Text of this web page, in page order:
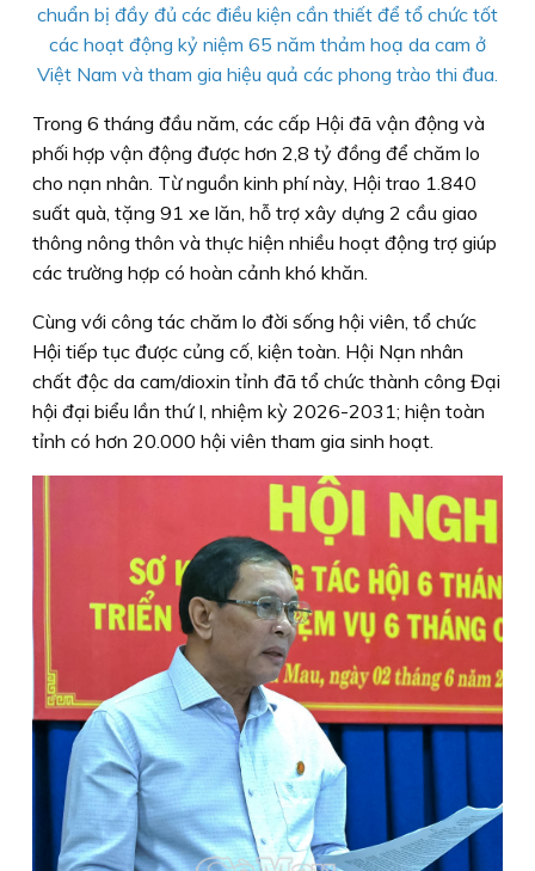
chuẩn bị đầy đủ các điều kiện cần thiết để tổ chức tốt
các hoạt động kỷ niệm 65 năm thảm hoạ da cam ở
Việt Nam và tham gia hiệu quả các phong trào thi đua.
Trong 6 tháng đầu năm, các cấp Hội đã vận động và
phối hợp vận động được hơn 2,8 tỷ đồng để chăm lo
cho nạn nhân. Từ nguồn kinh phí này, Hội trao 1.840
suất quà, tặng 91 xe lăn, hỗ trợ xây dựng 2 cầu giao
thông nông thôn và thực hiện nhiều hoạt động trợ giúp
các trường hợp có hoàn cảnh khó khăn.
Cùng với công tác chăm lo đời sống hội viên, tổ chức
Hội tiếp tục được củng cố, kiện toàn. Hội Nạn nhân
chất độc da cam/dioxin tỉnh đã tổ chức thành công Đại
hội đại biểu lần thứ I, nhiệm kỳ 2026-2031; hiện toàn
tỉnh có hơn 20.000 hội viên tham gia sinh hoạt.